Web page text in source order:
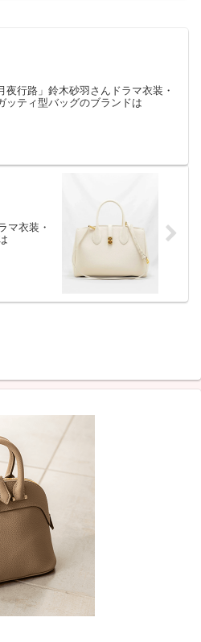
夜行路」鈴木砂羽さんドラマ衣装・
ッティ型バッグのブランドは
マ衣装・